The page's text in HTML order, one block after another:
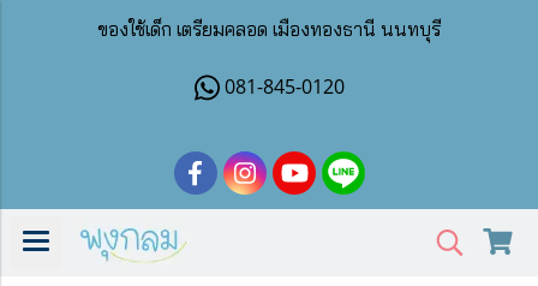
ของใช้เด็ก เตรียมคลอด เมืองทองธานี นนทบุรี
081-845-0120